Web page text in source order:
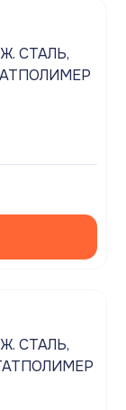
СТАЛЬ,
СТАЛЬ,
ТАТПОЛИМЕР